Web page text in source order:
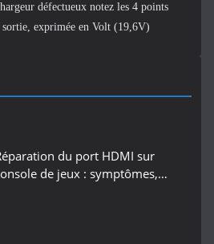
défectueux notez les 4 points
exprimée en Volt (19,6V)
du port HDMI sur
de jeux : symptômes,…